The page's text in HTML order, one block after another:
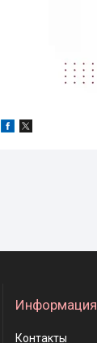
Информация
Контакты